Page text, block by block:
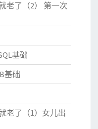
老了（2） 第一次
基础
基础
老了（1）女儿出